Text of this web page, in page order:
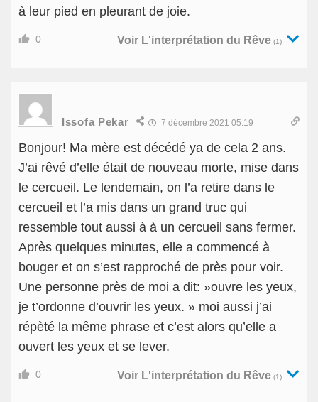
à leur pied en pleurant de joie.
0 Voir L'interprétation du Rêve (1)
Issofa Pekar 7 décembre 2021 05:19
Bonjour! Ma mère est décédé ya de cela 2 ans.
J’ai rêvé d’elle était de nouveau morte, mise dans
le cercueil. Le lendemain, on l’a retire dans le
cercueil et l’a mis dans un grand truc qui
ressemble tout aussi à à un cercueil sans fermer.
Après quelques minutes, elle a commencé à
bouger et on s’est rapproché de près pour voir.
Une personne près de moi a dit: »ouvre les yeux,
je t’ordonne d’ouvrir les yeux. » moi aussi j’ai
répèté la même phrase et c’est alors qu’elle a
ouvert les yeux et se lever.
0 Voir L'interprétation du Rêve (1)